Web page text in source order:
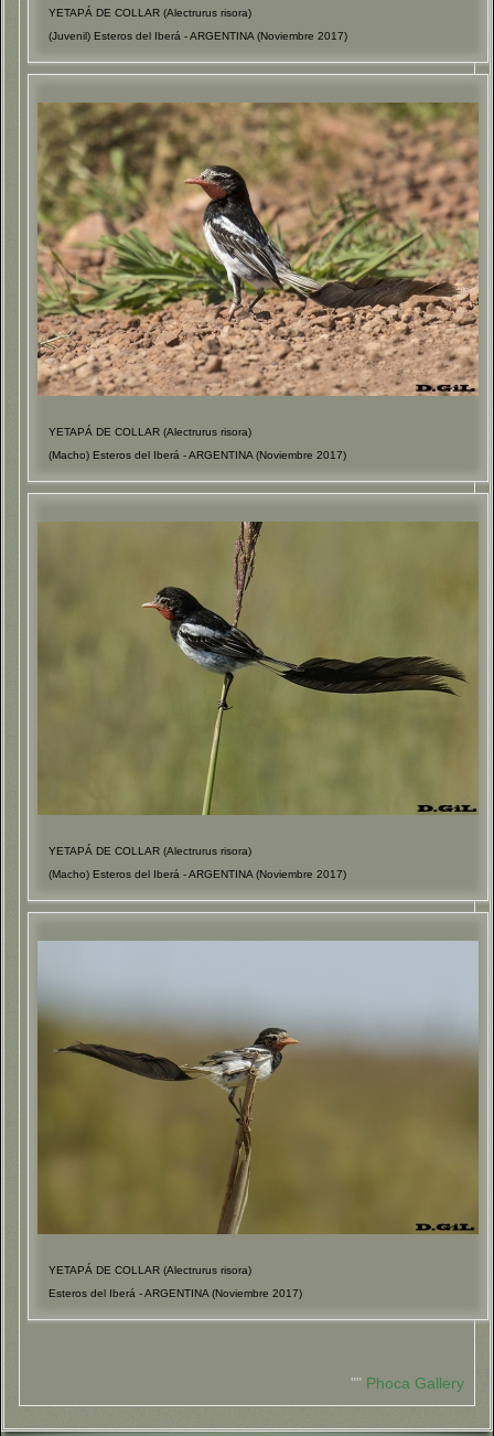
YETAPÁ DE COLLAR (Alectrurus risora)
(Juvenil) Esteros del Iberá - ARGENTINA (Noviembre 2017)
YETAPÁ DE COLLAR (Alectrurus risora)
(Macho) Esteros del Iberá - ARGENTINA (Noviembre 2017)
YETAPÁ DE COLLAR (Alectrurus risora)
(Macho) Esteros del Iberá - ARGENTINA (Noviembre 2017)
YETAPÁ DE COLLAR (Alectrurus risora)
Esteros del Iberá - ARGENTINA (Noviembre 2017)
"" Phoca Gallery